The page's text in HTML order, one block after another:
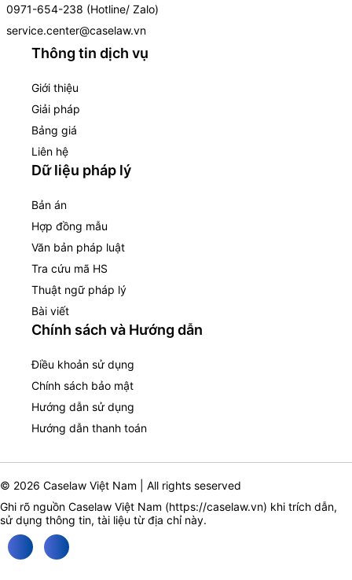
0971-654-238 (Hotline/ Zalo)
service.center@caselaw.vn
Thông tin dịch vụ
Giới thiệu
Giải pháp
Bảng giá
Liên hệ
Dữ liệu pháp lý
Bản án
Hợp đồng mẫu
Văn bản pháp luật
Tra cứu mã HS
Thuật ngữ pháp lý
Bài viết
Chính sách và Hướng dẫn
Điều khoản sử dụng
Chính sách bảo mật
Hướng dẫn sử dụng
Hướng dẫn thanh toán
© 2026 Caselaw Việt Nam | All rights seserved
Ghi rõ nguồn Caselaw Việt Nam (https://caselaw.vn) khi trích dẫn,
sử dụng thông tin, tài liệu từ địa chỉ này.